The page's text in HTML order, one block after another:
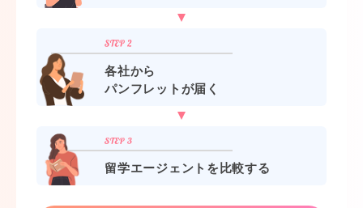
各社から
パンフレットが届く
留学エージェントを比較する